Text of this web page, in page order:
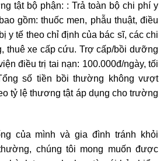
tật bộ phận: : Trả toàn bộ chi phí y
gồm: thuốc men, phẫu thuật, điều
y tế theo chỉ định của bác sĩ, các chi
thuê xe cấp cứu. Trợ cấp/bồi dưỡng
điều trị tai nạn: 100.000đ/ngày, tối
số tiền bồi thường không vượt
tỷ lệ thương tật áp dụng cho trường
của mình và gia đình tránh khỏi
chúng tôi mong muốn được